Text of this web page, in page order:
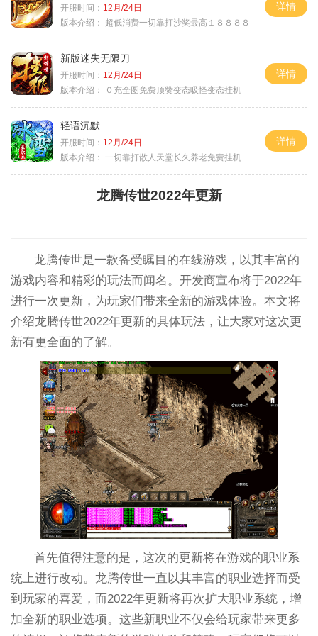
开服时间： 12月/24日
版本介绍：
超低消费一切靠打沙奖最高１８８８８
详情
新版迷失无限刀
开服时间： 12月/24日
版本介绍：
０充全图免费顶赞变态吸怪变态挂机
详情
轻语沉默
开服时间： 12月/24日
版本介绍： 一切靠打散人天堂长久养老免费挂机
详情
龙腾传世2022年更新
龙腾传世是一款备受瞩目的在线游戏，以其丰富的
游戏内容和精彩的玩法而闻名。开发商宣布将于2022年
进行一次更新，为玩家们带来全新的游戏体验。本文将
介绍龙腾传世2022年更新的具体玩法，让大家对这次更
新有更全面的了解。
首先值得注意的是，这次的更新将在游戏的职业系
统上进行改动。龙腾传世一直以其丰富的职业选择而受
到玩家的喜爱，而2022年更新将再次扩大职业系统，增
加全新的职业选项。这些新职业不仅会给玩家带来更多